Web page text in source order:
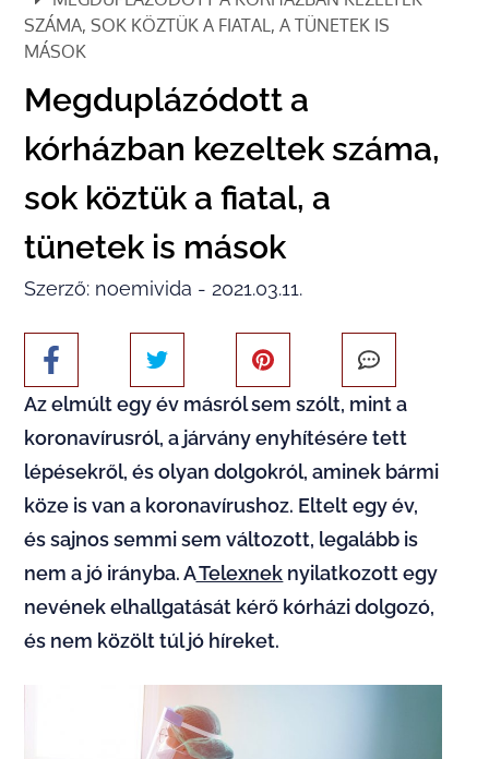
SZÁMA, SOK KÖZTÜK A FIATAL, A TÜNETEK IS
MÁSOK
Megduplázódott a
kórházban kezeltek száma,
sok köztük a fiatal, a
tünetek is mások
Szerző: noemivida - 2021.03.11.
Az elmúlt egy év másról sem szólt, mint a
koronavírusról, a járvány enyhítésére tett
lépésekről, és olyan dolgokról, aminek bármi
köze is van a koronavírushoz. Eltelt egy év,
és sajnos semmi sem változott, legalább is
nem a jó irányba. ATelexnek nyilatkozott egy
nevének elhallgatását kérő kórházi dolgozó,
és nem közölt túl jó híreket.